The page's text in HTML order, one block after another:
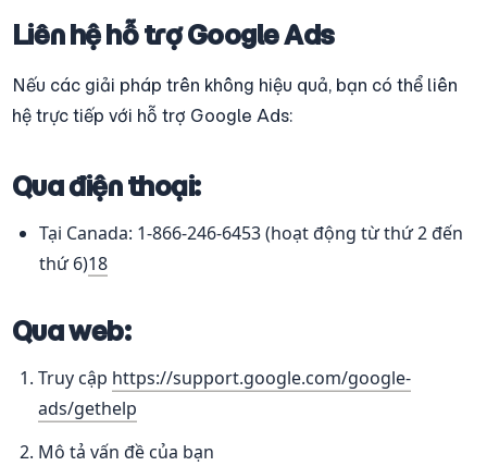
Liên hệ hỗ trợ Google Ads
Nếu các giải pháp trên không hiệu quả, bạn có thể liên
hệ trực tiếp với hỗ trợ Google Ads:
Qua điện thoại:
Tại Canada: 1-866-246-6453 (hoạt động từ thứ 2 đến
thứ 6)18
Qua web:
Truy cập https://support.google.com/google-
ads/gethelp
Mô tả vấn đề của bạn